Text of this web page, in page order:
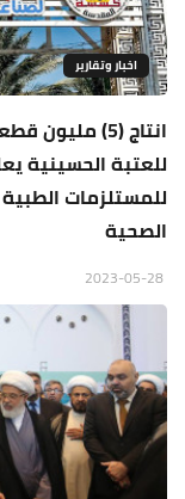
اخبار وتقارير
انتاج (5)
للعتبة الحسينية
للمستلزمات
الصحية